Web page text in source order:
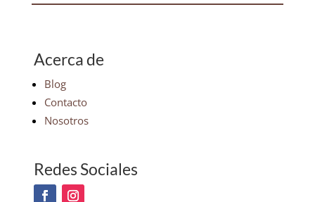
Acerca de
Blog
Contacto
Nosotros
Redes Sociales